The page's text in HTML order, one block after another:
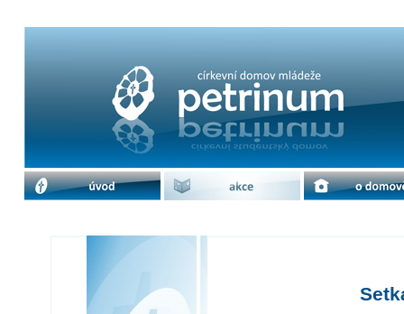
Setkání s maturanty | cdm Petrinum
úvod akce o domově